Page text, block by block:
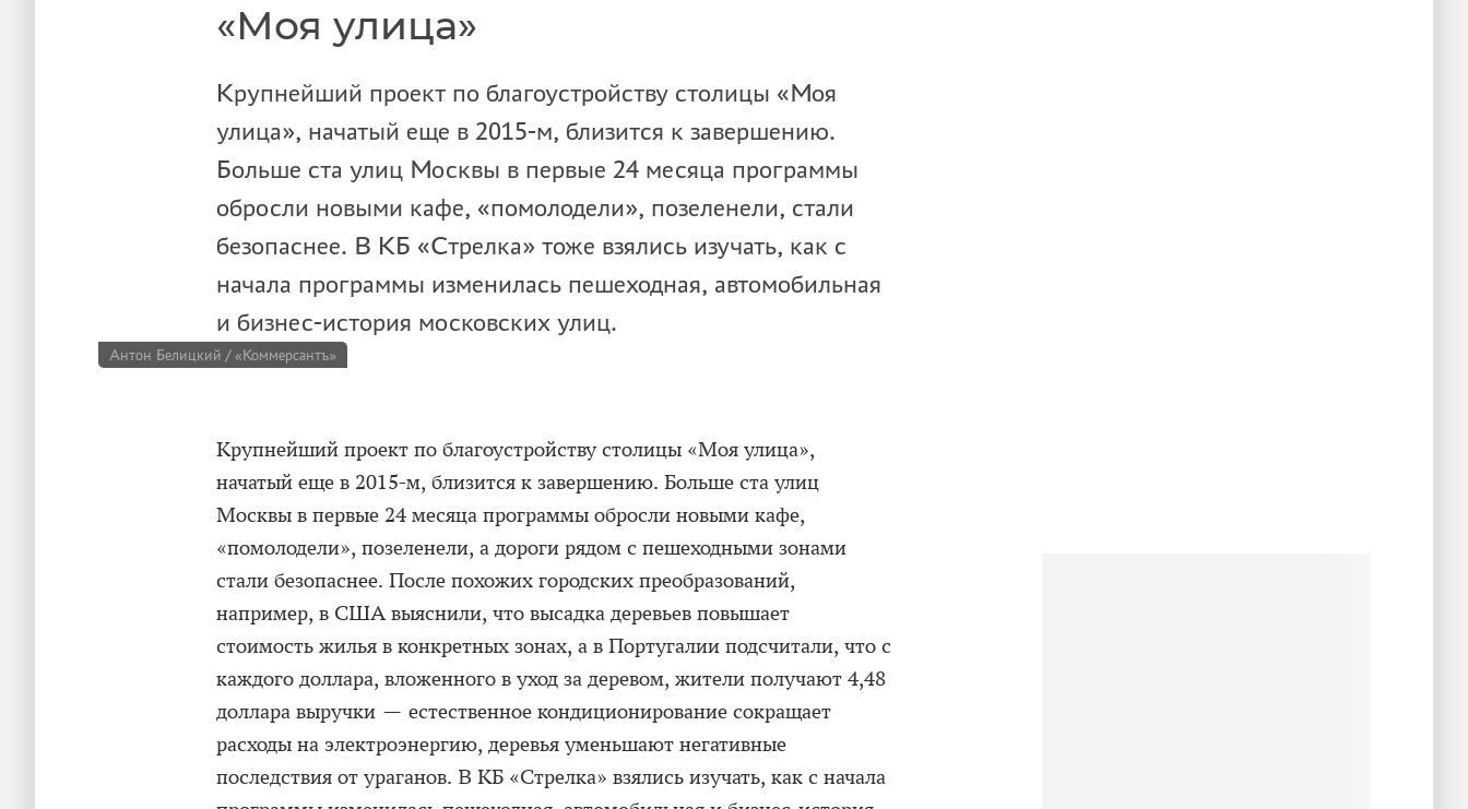
«Моя улица»
Крупнейший проект по благоустройству столицы «Моя
улица», начатый еще в 2015-м, близится к завершению.
Больше ста улиц Москвы в первые 24 месяца программы
обросли новыми кафе, «помолодели», позеленели, стали
безопаснее. В КБ «Стрелка» тоже взялись изучать, как с
начала программы изменилась пешеходная, автомобильная
и бизнес-история московских улиц.
Антон Белицкий / «Коммерсантъ»
Крупнейший проект по благоустройству столицы «Моя улица»,
начатый еще в 2015-м, близится к завершению. Больше ста улиц
Москвы в первые 24 месяца программы обросли новыми кафе,
«помолодели», позеленели, а дороги рядом с пешеходными зонами
стали безопаснее. После похожих городских преобразований,
например, в США выяснили, что высадка деревьев повышает
стоимость жилья в конкретных зонах, а в Португалии подсчитали, что с
каждого доллара, вложенного в уход за деревом, жители получают 4,48
доллара выручки — естественное кондиционирование сокращает
расходы на электроэнергию, деревья уменьшают негативные
последствия от ураганов. В КБ «Стрелка» взялись изучать, как с начала